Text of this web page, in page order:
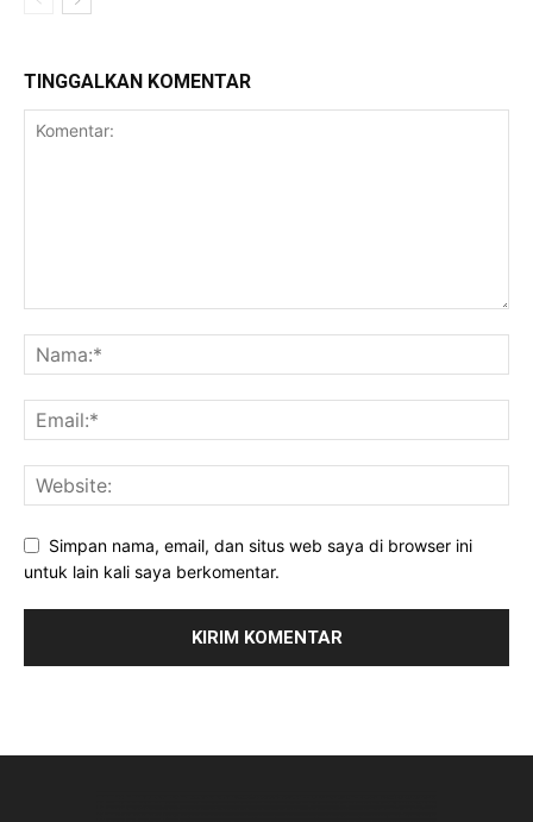
TINGGALKAN KOMENTAR
Simpan nama, email, dan situs web saya di browser ini
untuk lain kali saya berkomentar.